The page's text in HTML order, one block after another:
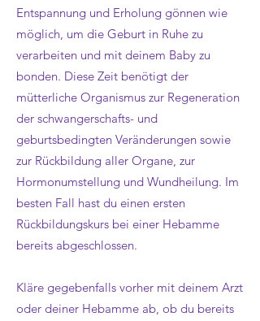
Entspannung und Erholung gönnen wie
möglich, um die Geburt in Ruhe zu
verarbeiten und mit deinem Baby zu
bonden. Diese Zeit benötigt der
mütterliche Organismus zur Regeneration
der schwangerschafts- und
geburtsbedingten Veränderungen sowie
zur Rückbildung aller Organe, zur
Hormonumstellung und Wundheilung. Im
besten Fall hast du einen ersten
Rückbildungskurs bei einer Hebamme
bereits abgeschlossen.
Kläre gegebenfalls vorher mit deinem Arzt
oder deiner Hebamme ab, ob du bereits